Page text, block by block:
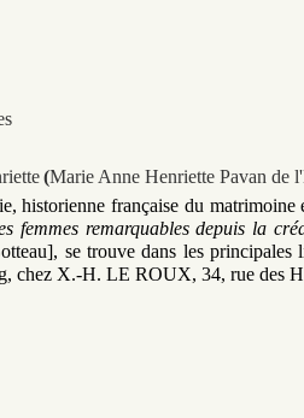
(Marie Anne Henriette Pavan de l'
historienne française du
se trouve dans les principales
chez X.-H. LE ROUX, 34, rue des